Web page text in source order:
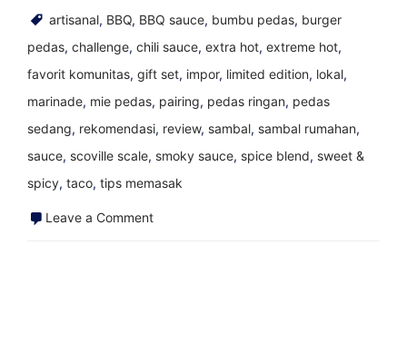
artisanal, BBQ, BBQ sauce, bumbu pedas, burger
pedas, challenge, chili sauce, extra hot, extreme hot,
favorit komunitas, gift set, impor, limited edition, lokal,
marinade, mie pedas, pairing, pedas ringan, pedas
sedang, rekomendasi, review, sambal, sambal rumahan,
sauce, scoville scale, smoky sauce, spice blend, sweet &
spicy, taco, tips memasak
Leave a Commenton